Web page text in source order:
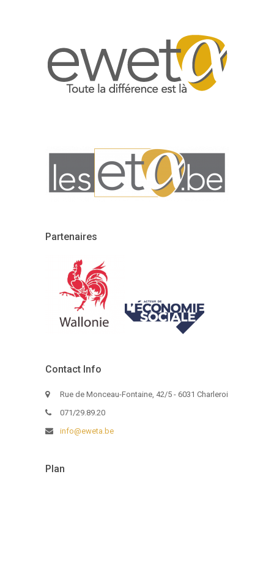
Partenaires
Contact Info
Rue de Monceau-Fontaine, 42/5 - 6031 Charleroi
071/29.89.20
info@eweta.be
Plan